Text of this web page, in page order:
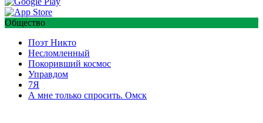
Общество
Поэт Никто
Несломленный
Покоривший космос
Управдом
7Я
А мне только спросить. Омск